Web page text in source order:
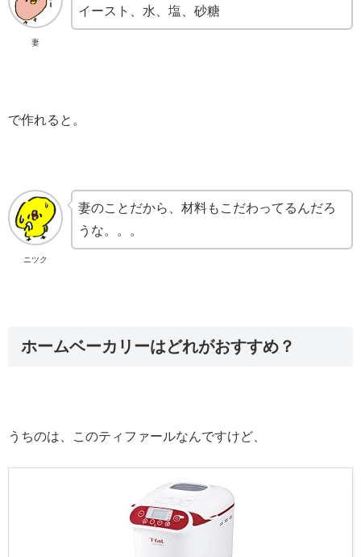
妻
イースト、水、塩、砂糖
で作れると。
ニツク
妻のことだから、材料もこだわってるんだろ
うな。。。
ホームベーカリーはどれがおすすめ？
うちのは、このティファールなんですけど、